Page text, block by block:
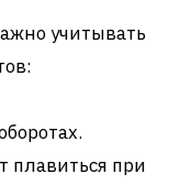
учитывать
плавиться при